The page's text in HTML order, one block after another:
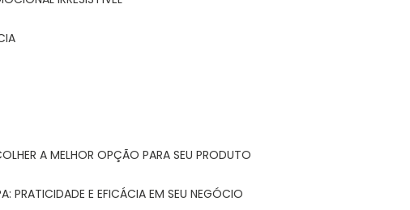
A MELHOR OPÇÃO PARA SEU PRODUTO
PRATICIDADE E EFICÁCIA EM SEU NEGÓCIO